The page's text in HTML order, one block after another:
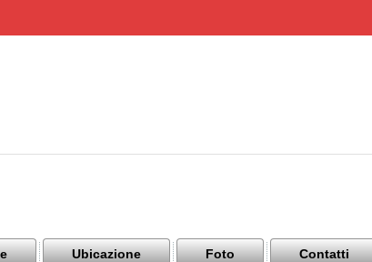
Ubicazione Foto Contatti